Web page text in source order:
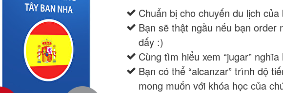
Chuẩn bị cho chuyến du lịch
Bạn sẽ thật ngầu nếu bạn order
đấy :)
Cùng tìm hiểu xem “jugar”
Bạn có thể “alcanzar” trình độ
mong muốn với khóa học của